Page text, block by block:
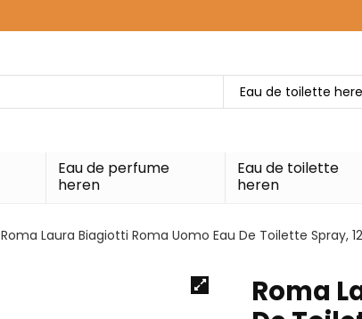
Eau de toilette
Eau de perfume
heren
Eau de toilette
heren
Roma Laura Biagiotti Roma Uomo Eau De Toilette Spray,
Roma